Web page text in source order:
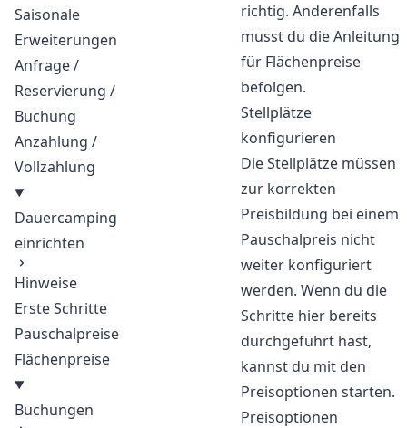
Saisonale
Erweiterungen
Anfrage /
Reservierung /
Buchung
Anzahlung /
Vollzahlung
Dauercamping
einrichten
Hinweise
Erste Schritte
Pauschalpreise
Flächenpreise
Buchungen
richtig. Anderenfalls
musst du die Anleitung
für Flächenpreise
befolgen.
Stellplätze
konfigurieren
Die Stellplätze müssen
zur korrekten
Preisbildung bei einem
Pauschalpreis nicht
weiter konfiguriert
werden. Wenn du die
Schritte hier bereits
durchgeführt hast,
kannst du mit den
Preisoptionen starten.
Preisoptionen